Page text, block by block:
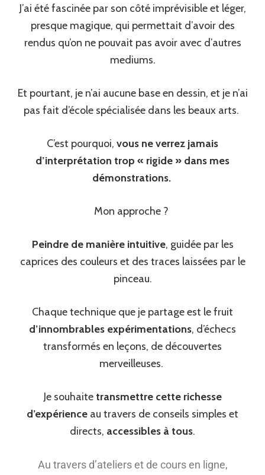
J’ai été fascinée par son côté imprévisible et léger,
presque magique, qui permettait d’avoir des
rendus qu’on ne pouvait pas avoir avec d’autres
mediums.
Et pourtant, je n’ai aucune base en dessin, et je n’ai
pas fait d’école spécialisée dans les beaux arts.
C’est pourquoi, vous ne verrez jamais
d’interprétation trop « rigide » dans mes
démonstrations.
Mon approche ?
Peindre de manière intuitive, guidée par les
caprices des couleurs et des traces laissées par le
pinceau.
Chaque technique que je partage est le fruit
d’innombrables expérimentations, d’échecs
transformés en leçons, de découvertes
merveilleuses.
Je souhaitetransmettre cette richesse
d’expérience au travers de conseils simples et
directs, accessibles à tous.
Au travers d’ateliers et de cours en ligne,